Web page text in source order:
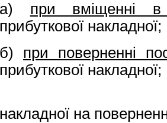
а) при вміщенні в
прибуткової накладної;
б) при поверненні
прибуткової накладної;
накладної на